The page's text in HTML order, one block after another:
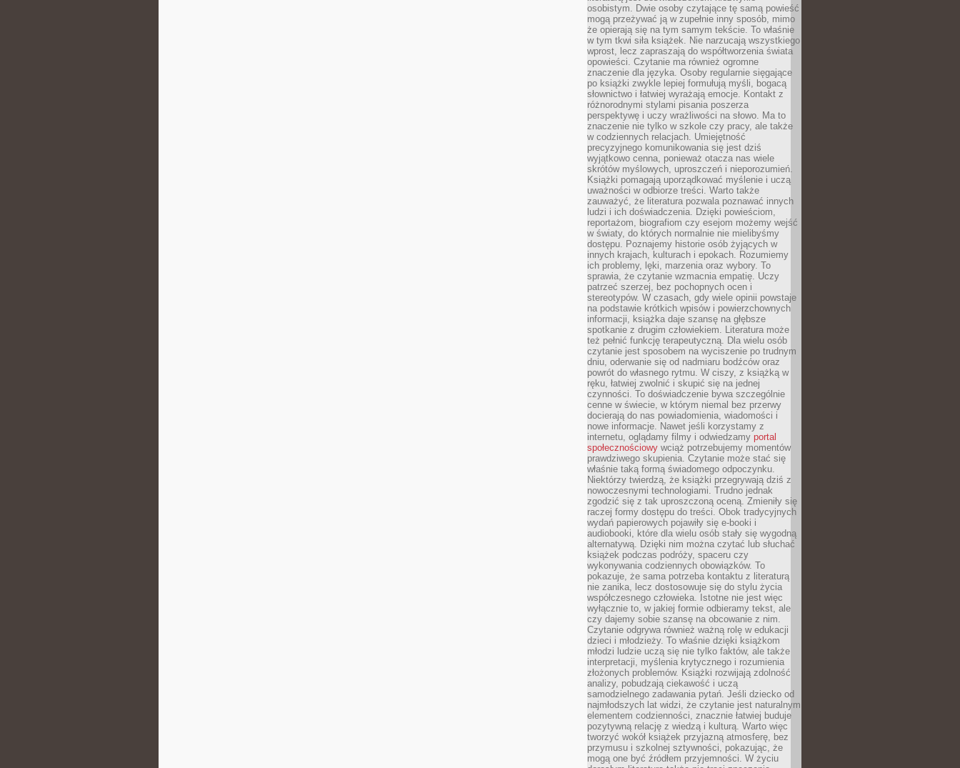
osobistym. Dwie osoby czytające tę samą powieść
mogą przeżywać ją w zupełnie inny sposób, mimo
że opierają się na tym samym tekście. To właśnie
w tym tkwi siła książek. Nie narzucają wszystkiego
wprost, lecz zapraszają do współtworzenia świata
opowieści. Czytanie ma również ogromne
znaczenie dla języka. Osoby regularnie sięgające
po książki zwykle lepiej formułują myśli, bogacą
słownictwo i łatwiej wyrażają emocje. Kontakt z
różnorodnymi stylami pisania poszerza
perspektywę i uczy wrażliwości na słowo. Ma to
znaczenie nie tylko w szkole czy pracy, ale także
w codziennych relacjach. Umiejętność
precyzyjnego komunikowania się jest dziś
wyjątkowo cenna, ponieważ otacza nas wiele
skrótów myślowych, uproszczeń i nieporozumień.
Książki pomagają uporządkować myślenie i uczą
uważności w odbiorze treści. Warto także
zauważyć, że literatura pozwala poznawać innych
ludzi i ich doświadczenia. Dzięki powieściom,
reportażom, biografiom czy esejom możemy wejść
w światy, do których normalnie nie mielibyśmy
dostępu. Poznajemy historie osób żyjących w
innych krajach, kulturach i epokach. Rozumiemy
ich problemy, lęki, marzenia oraz wybory. To
sprawia, że czytanie wzmacnia empatię. Uczy
patrzeć szerzej, bez pochopnych ocen i
stereotypów. W czasach, gdy wiele opinii powstaje
na podstawie krótkich wpisów i powierzchownych
informacji, książka daje szansę na głębsze
spotkanie z drugim człowiekiem. Literatura może
też pełnić funkcję terapeutyczną. Dla wielu osób
czytanie jest sposobem na wyciszenie po trudnym
dniu, oderwanie się od nadmiaru bodźców oraz
powrót do własnego rytmu. W ciszy, z książką w
ręku, łatwiej zwolnić i skupić się na jednej
czynności. To doświadczenie bywa szczególnie
cenne w świecie, w którym niemal bez przerwy
docierają do nas powiadomienia, wiadomości i
nowe informacje. Nawet jeśli korzystamy z
internetu, oglądamy filmy i odwiedzamy portal
społecznościowy wciąż potrzebujemy momentów
prawdziwego skupienia. Czytanie może stać się
właśnie taką formą świadomego odpoczynku.
Niektórzy twierdzą, że książki przegrywają dziś z
nowoczesnymi technologiami. Trudno jednak
zgodzić się z tak uproszczoną oceną. Zmieniły się
raczej formy dostępu do treści. Obok tradycyjnych
wydań papierowych pojawiły się e-booki i
audiobooki, które dla wielu osób stały się wygodną
alternatywą. Dzięki nim można czytać lub słuchać
książek podczas podróży, spaceru czy
wykonywania codziennych obowiązków. To
pokazuje, że sama potrzeba kontaktu z literaturą
nie zanika, lecz dostosowuje się do stylu życia
współczesnego człowieka. Istotne nie jest więc
wyłącznie to, w jakiej formie odbieramy tekst, ale
czy dajemy sobie szansę na obcowanie z nim.
Czytanie odgrywa również ważną rolę w edukacji
dzieci i młodzieży. To właśnie dzięki książkom
młodzi ludzie uczą się nie tylko faktów, ale także
interpretacji, myślenia krytycznego i rozumienia
złożonych problemów. Książki rozwijają zdolność
analizy, pobudzają ciekawość i uczą
samodzielnego zadawania pytań. Jeśli dziecko od
najmłodszych lat widzi, że czytanie jest naturalnym
elementem codzienności, znacznie łatwiej buduje
pozytywną relację z wiedzą i kulturą. Warto więc
tworzyć wokół książek przyjazną atmosferę, bez
przymusu i szkolnej sztywności, pokazując, że
mogą one być źródłem przyjemności. W życiu